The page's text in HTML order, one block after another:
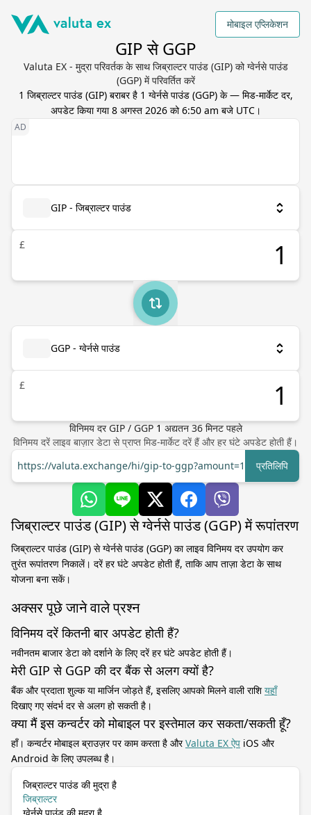
मोबाइल एप्लिकेशन
GIP से GGP
Valuta EX - मुद्रा परिवर्तक के साथ जिब्राल्टर पाउंड (GIP) को ग्वेर्नसे पाउंड
(GGP) में परिवर्तित करें
1 जिब्राल्टर पाउंड(GIP) बराबर है 1 ग्वेर्नसे पाउंड(GGP) के — मिड-मार्केट दर,
अपडेट किया गया8 अगस्त 2026 को 6:50 am बजे UTC।
GIP - जिब्राल्टर पाउंड
£
GGP - ग्वेर्नसे पाउंड
£
विनिमय दर GIP/ GGP 1 अद्यतन 36मिनट पहले
विनिमय दरें लाइव बाज़ार डेटा से प्राप्त मिड-मार्केट दरें हैं और हर घंटे अपडेट होती हैं।
https://valuta.exchange/hi/gip-to-ggp?amount=1
प्रतिलिपि
जिब्राल्टर पाउंड (GIP) से ग्वेर्नसे पाउंड (GGP) में रूपांतरण
जिब्राल्टर पाउंड (GIP) से ग्वेर्नसे पाउंड (GGP) का लाइव विनिमय दर उपयोग कर
तुरंत रूपांतरण निकालें। दरें हर घंटे अपडेट होती हैं, ताकि आप ताज़ा डेटा के साथ
योजना बना सकें।
अक्सर पूछे जाने वाले प्रश्न
विनिमय दरें कितनी बार अपडेट होती हैं?
नवीनतम बाजार डेटा को दर्शाने के लिए दरें हर घंटे अपडेट होती हैं।
मेरी GIP से GGP की दर बैंक से अलग क्यों है?
बैंक और प्रदाता शुल्क या मार्जिन जोड़ते हैं, इसलिए आपको मिलने वाली राशियहाँ
दिखाए गए संदर्भ दर से अलग हो सकती है।
क्या मैं इस कन्वर्टर को मोबाइल पर इस्तेमाल कर सकता/सकती हूँ?
हाँ। कन्वर्टर मोबाइल ब्राउज़र पर काम करता है औरValuta EX ऐप iOS और
Android के लिए उपलब्ध है।
जिब्राल्टर पाउंड की मुद्रा है
जिब्राल्टर